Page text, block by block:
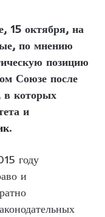
15 октября, на
по мнению
позицию
Союзе после
в которых
и
.
году
и